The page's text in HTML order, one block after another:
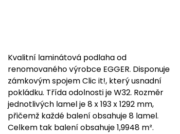
Kvalitní laminátová podlaha od
renomovaného výrobce EGGER. Disponuje
zámkovým spojem Clic it!, který usnadní
pokládku. Třída odolnosti je W32. Rozměr
jednotlivých lamel je 8 x 193 x 1292 mm,
přičemž každé balení obsahuje 8 lamel.
Celkem tak balení obsahuje 1,9948 m².